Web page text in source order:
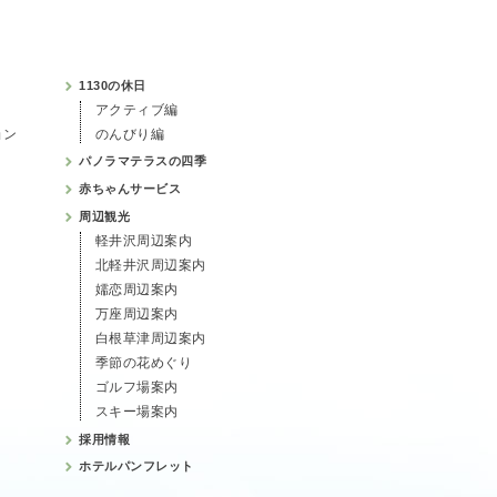
1130の休日
アクティブ編
のんびり編
パノラマテラスの四季
赤ちゃんサービス
周辺観光
軽井沢周辺案内
北軽井沢周辺案内
嬬恋周辺案内
万座周辺案内
白根草津周辺案内
季節の花めぐり
ゴルフ場案内
スキー場案内
採用情報
ホテルパンフレット